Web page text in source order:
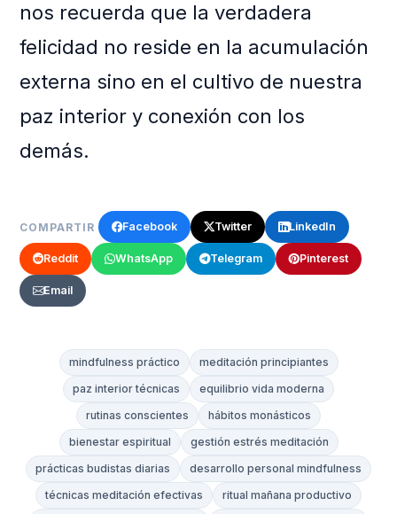
nos recuerda que la verdadera
felicidad no reside en la acumulación
externa sino en el cultivo de nuestra
paz interior y conexión con los
demás.
COMPARTIR Facebook Twitter LinkedIn
Reddit WhatsApp Telegram Pinterest
Email
mindfulness práctico
meditación principiantes
paz interior técnicas
equilibrio vida moderna
rutinas conscientes
hábitos monásticos
bienestar espiritual
gestión estrés meditación
prácticas budistas diarias
desarrollo personal mindfulness
técnicas meditación efectivas
ritual mañana productivo